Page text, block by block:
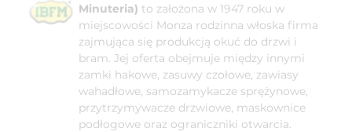
Minuteria) to założona w 1947 roku w
miejscowości Monza rodzinna włoska firma
zajmująca się produkcją okuć do drzwi i
bram. Jej oferta obejmuje między innymi
zamki hakowe, zasuwy czołowe, zawiasy
wahadłowe, samozamykacze sprężynowe,
przytrzymywacze drzwiowe, maskownice
podłogowe oraz ograniczniki otwarcia.